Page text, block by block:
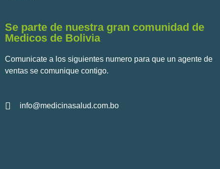
Se parte de nuestra gran comunidad de
Medicos de Bolivia
Comunicate a los siguientes numero para que un agente de
ventas se comunique contigo.
info@medicinasalud.com.bo